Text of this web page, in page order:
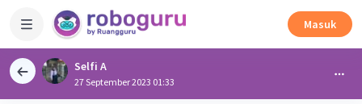
Masuk
Selfi A
27 September 2023 01:33